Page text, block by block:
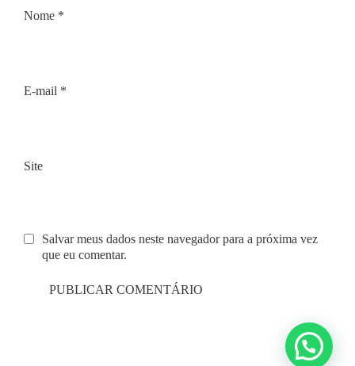
Nome *
E-mail *
Site
Salvar meus dados neste navegador para a próxima vez
que eu comentar.